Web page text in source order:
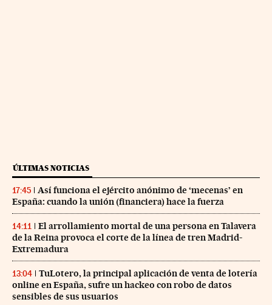
ÚLTIMAS NOTICIAS
17:45
Así funciona el ejército anónimo de ‘mecenas’ en
España: cuando la unión (financiera) hace la fuerza
14:11
El arrollamiento mortal de una persona en Talavera
de la Reina provoca el corte de la línea de tren Madrid-
Extremadura
13:04
TuLotero, la principal aplicación de venta de lotería
online en España, sufre un hackeo con robo de datos
sensibles de sus usuarios